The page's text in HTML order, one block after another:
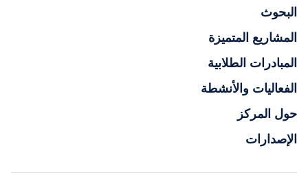
البحوث
المشاريع المتميزة
المبادرات الطلابية
الفعاليات والأنشطة
حول المركز
الإصدارات